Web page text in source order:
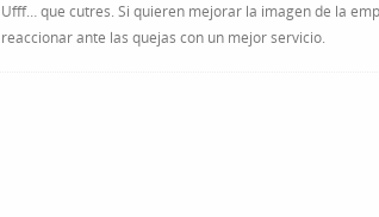
Ufff… que cutres. Si quieren mejorar la imagen de la
reaccionar ante las quejas con un mejor servicio.